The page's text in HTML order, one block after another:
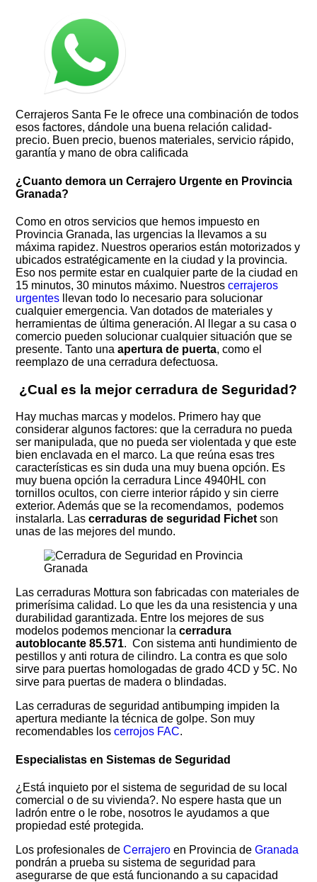
Cerrajeros Santa Fe le ofrece una combinación de todos
esos factores, dándole una buena relación calidad-
precio. Buen precio, buenos materiales, servicio rápido,
garantía y mano de obra calificada
¿Cuanto demora un Cerrajero Urgente en Provincia
Granada?
Como en otros servicios que hemos impuesto en
Provincia Granada, las urgencias la llevamos a su
máxima rapidez. Nuestros operarios están motorizados y
ubicados estratégicamente en la ciudad y la provincia.
Eso nos permite estar en cualquier parte de la ciudad en
15 minutos, 30 minutos máximo. Nuestroscerrajeros
urgentes llevan todo lo necesario para solucionar
cualquier emergencia. Van dotados de materiales y
herramientas de última generación. Al llegar a su casa o
comercio pueden solucionar cualquier situación que se
presente. Tanto unaapertura de puerta, como el
reemplazo de una cerradura defectuosa.
¿Cual es la mejor cerradura de Seguridad?
Hay muchas marcas y modelos. Primero hay que
considerar algunos factores: que la cerradura no pueda
ser manipulada, que no pueda ser violentada y que este
bien enclavada en el marco. La que reúna esas tres
características es sin duda una muy buena opción. Es
muy buena opción la cerradura Lince 4940HL con
tornillos ocultos, con cierre interior rápido y sin cierre
exterior. Además que se la recomendamos, podemos
instalarla. Lascerraduras de seguridad Fichet son
unas de las mejores del mundo.
Las cerraduras Mottura son fabricadas con materiales de
primerísima calidad. Lo que les da una resistencia y una
durabilidad garantizada. Entre los mejores de sus
modelos podemos mencionar lacerradura
autoblocante 85.571. Con sistema anti hundimiento de
pestillos y anti rotura de cilindro. La contra es que solo
sirve para puertas homologadas de grado 4CD y 5C. No
sirve para puertas de madera o blindadas.
Las cerraduras de seguridad antibumping impiden la
apertura mediante la técnica de golpe. Son muy
recomendables loscerrojos FAC.
Especialistas en Sistemas de Seguridad
¿Está inquieto por el sistema de seguridad de su local
comercial o de su vivienda?. No espere hasta que un
ladrón entre o le robe, nosotros le ayudamos a que
propiedad esté protegida.
Los profesionales deCerrajero en Provincia deGranada
pondrán a prueba su sistema de seguridad para
asegurarse de que está funcionando a su capacidad